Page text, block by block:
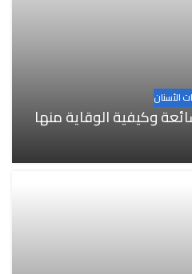
الأسنان
وكيفية الوقاية منها